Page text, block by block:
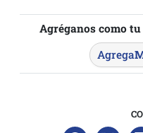
Agréganos como
Agrega